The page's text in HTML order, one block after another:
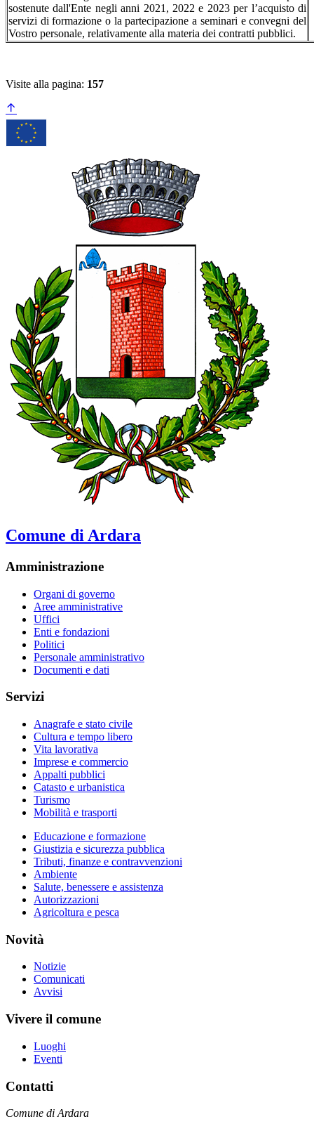
sostenute dall'Ente negli anni 2021, 2022 e 2023 per l’acquisto di
servizi di formazione o la partecipazione a seminari e convegni del
Vostro personale, relativamente alla materia dei contratti pubblici.
Visite alla pagina: 157
Comune di Ardara
Amministrazione
Organi di governo
Aree amministrative
Uffici
Enti e fondazioni
Politici
Personale amministrativo
Documenti e dati
Servizi
Anagrafe e stato civile
Cultura e tempo libero
Vita lavorativa
Imprese e commercio
Appalti pubblici
Catasto e urbanistica
Turismo
Mobilità e trasporti
Educazione e formazione
Giustizia e sicurezza pubblica
Tributi, finanze e contravvenzioni
Ambiente
Salute, benessere e assistenza
Autorizzazioni
Agricoltura e pesca
Novità
Notizie
Comunicati
Avvisi
Vivere il comune
Luoghi
Eventi
Contatti
Comune di Ardara